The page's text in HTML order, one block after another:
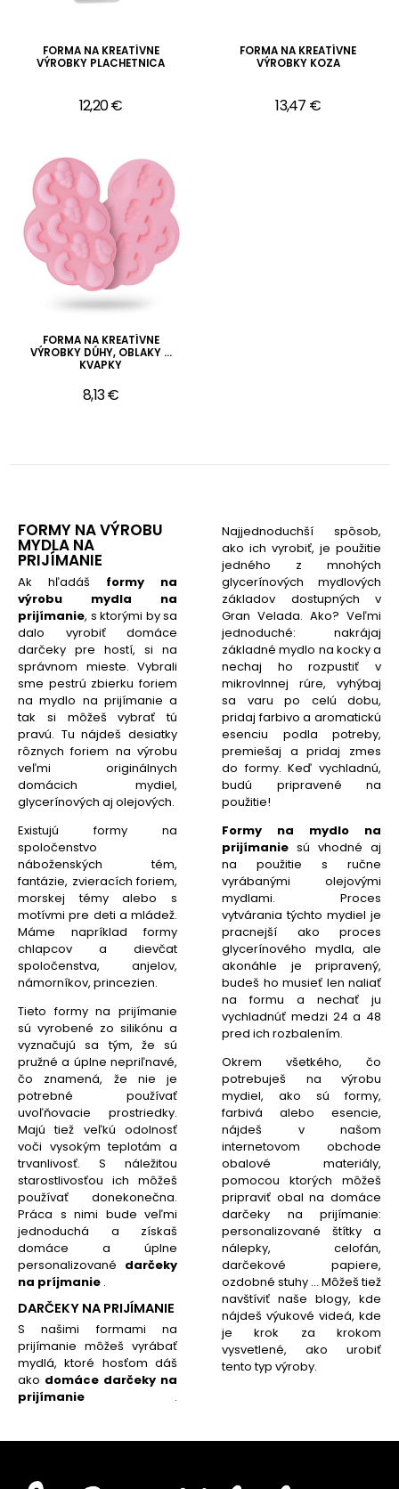
FORMA NA KREATÍVNE
VÝROBKY PLACHETNICA
12,20 €
FORMA NA KREATÍVNE
VÝROBKY KOZA
13,47 €
FORMA NA KREATÍVNE
VÝROBKY DÚHY, OBLAKY A
KVAPKY
8,13 €
FORMY NA VÝROBU
MYDLA NA
PRIJÍMANIE
Ak hľadáš formy na
výrobu mydla na
prijímanie, s ktorými by sa
dalo vyrobiť domáce
darčeky pre hostí, si na
správnom mieste. Vybrali
sme pestrú zbierku foriem
na mydlo na prijímanie a
tak si môžeš vybrať tú
pravú. Tu nájdeš desiatky
rôznych foriem na výrobu
veľmi originálnych
domácich mydiel,
glycerínových aj olejových.
Existujú formy na
spoločenstvo
náboženských tém,
fantázie, zvieracích foriem,
morskej témy alebo s
motívmi pre deti a mládež.
Máme napríklad formy
chlapcov a dievčat
spoločenstva, anjelov,
námorníkov, princezien.
Tieto formy na prijímanie
sú vyrobené zo silikónu a
vyznačujú sa tým, že sú
pružné a úplne nepriľnavé,
čo znamená, že nie je
potrebné používať
uvoľňovacie prostriedky.
Majú tiež veľkú odolnosť
voči vysokým teplotám a
trvanlivosť. S náležitou
starostlivosťou ich môžeš
používať donekonečna.
Práca s nimi bude veľmi
jednoduchá a získaš
domáce a úplne
personalizované darčeky
na príjmanie .
DARČEKY NA PRIJÍMANIE
S našimi formami na
prijímanie môžeš vyrábať
mydlá, ktoré hosťom dáš
ako domáce darčeky na
prijímanie .
Najjednoduchší spôsob,
ako ich vyrobiť, je použitie
jedného z mnohých
glycerínových mydlových
základov dostupných v
Gran Velada. Ako? Veľmi
jednoduché: nakrájaj
základné mydlo na kocky a
nechaj ho rozpustiť v
mikrovlnnej rúre, vyhýbaj
sa varu po celú dobu,
pridaj farbivo a aromatickú
esenciu podla potreby,
premiešaj a pridaj zmes
do formy. Keď vychladnú,
budú pripravené na
použitie!
Formy na mydlo na
prijímanie sú vhodné aj
na použitie s ručne
vyrábanými olejovými
mydlami. Proces
vytvárania týchto mydiel je
pracnejší ako proces
glycerínového mydla, ale
akonáhle je pripravený,
budeš ho musieť len naliať
na formu a nechať ju
vychladnúť medzi 24 a 48
pred ich rozbalením.
Okrem všetkého, čo
potrebuješ na výrobu
mydiel, ako sú formy,
farbivá alebo esencie,
nájdeš v našom
internetovom obchode
obalové materiály,
pomocou ktorých môžeš
pripraviť obal na domáce
darčeky na prijímanie:
personalizované štítky a
nálepky, celofán,
darčekové papiere,
ozdobné stuhy ... Môžeš tiež
navštíviť naše blogy, kde
nájdeš výukové videá, kde
je krok za krokom
vysvetlené, ako urobiť
tento typ výroby.